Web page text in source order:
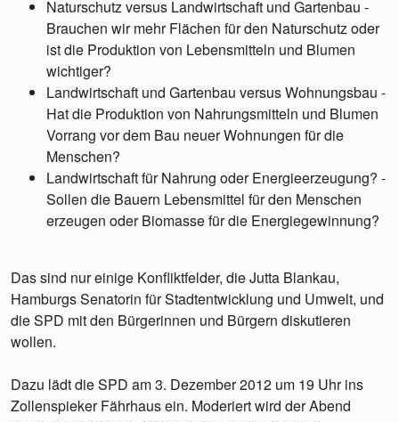
Naturschutz versus Landwirtschaft und Gartenbau -
Brauchen wir mehr Flächen für den Naturschutz oder
ist die Produktion von Lebensmitteln und Blumen
wichtiger?
Landwirtschaft und Gartenbau versus Wohnungsbau -
Hat die Produktion von Nahrungsmitteln und Blumen
Vorrang vor dem Bau neuer Wohnungen für die
Menschen?
Landwirtschaft für Nahrung oder Energieerzeugung? -
Sollen die Bauern Lebensmittel für den Menschen
erzeugen oder Biomasse für die Energiegewinnung?
Das sind nur einige Konfliktfelder, die Jutta Blankau,
Hamburgs Senatorin für Stadtentwicklung und Umwelt, und
die SPD mit den Bürgerinnen und Bürgern diskutieren
wollen.
Dazu lädt die SPD am 3. Dezember 2012 um 19 Uhr ins
Zollenspieker Fährhaus ein. Moderiert wird der Abend